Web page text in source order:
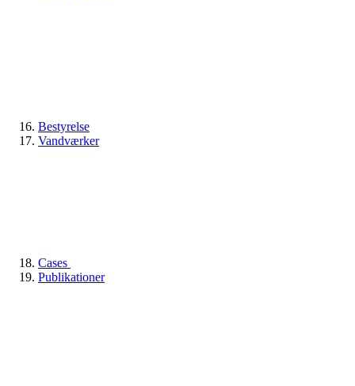
Bestyrelse
Vandværker
Cases
Publikationer